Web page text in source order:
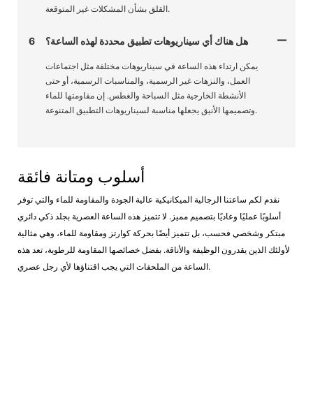
القلق بشأن المشكلات غير المتوقعة.
6 هل هناك أي سيناريوهات تطبيق محددة لهذه الساعة؟
يمكن ارتداء هذه الساعة في سيناريوهات مختلفة مثل اجتماعات
العمل، والنزهات غير الرسمية، والمناسبات الرسمية، أو حتى
الأنشطة الخارجية مثل السباحة والغطس. إن مقاومتها للماء
وتصميمها الأنيق يجعلها مناسبة لسيناريوهات التطبيق المتنوعة.
نقدم لكم ساعتنا الرجالية الميكانيكية عالية الجودة والمقاومة للماء والتي توفر
أسلوبًا عمليًا وعاديًا بتصميم مميز. لا تتميز هذه الساعة العصرية بجلد ذكي دائري
مبتكر وشخصي فحسب، بل تتميز أيضًا بحركة كوارتز ومقاومة للماء، وهي مثالية
لأولئك الذين يقدرون الوظيفة والأناقة. بفضل خصائصها المقاومة للرطوبة، تعد هذه
الساعة من الملحقات التي يجب اقتناؤها لأي رجل عصري.